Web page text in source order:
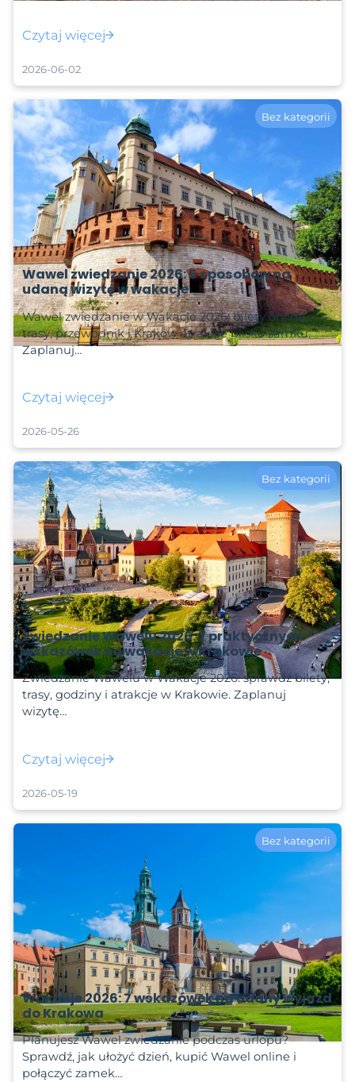
Czytaj więcej
2026-06-02
Bez kategorii
Wawel zwiedzanie 2026: 5 sposobów na
udaną wizytę w wakacje
Wawel zwiedzanie w Wakacje 2026: bilety online,
trasy, przewodnik i Kraków atrakcje blisko zamku.
Zaplanuj…
Czytaj więcej
2026-05-26
Bez kategorii
Zwiedzanie Wawelu 2026: 7 praktycznych
wskazówek na wakacje w Krakowie
Zwiedzanie Wawelu w Wakacje 2026: sprawdź bilety,
trasy, godziny i atrakcje w Krakowie. Zaplanuj
wizytę…
Czytaj więcej
2026-05-19
Bez kategorii
Wakacje 2026: 7 wskazówek na udany wyjazd
do Krakowa
Planujesz Wawel zwiedzanie podczas urlopu?
Sprawdź, jak ułożyć dzień, kupić Wawel online i
połączyć zamek…